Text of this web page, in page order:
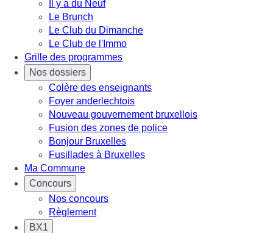
Il y a du Neuf
Le Brunch
Le Club du Dimanche
Le Club de l'Immo
Grille des programmes
Nos dossiers
Colère des enseignants
Foyer anderlechtois
Nouveau gouvernement bruxellois
Fusion des zones de police
Bonjour Bruxelles
Fusillades à Bruxelles
Ma Commune
Concours
Nos concours
Règlement
BX1